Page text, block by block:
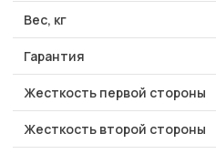
Вес, кг
Гарантия
Жесткость первой стороны
Жесткость второй стороны